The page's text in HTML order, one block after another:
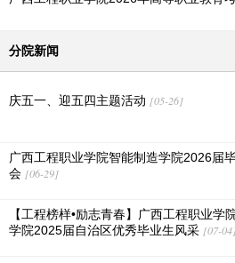
分院新闻
庆五一、迎五四主题活动 [05-26]
广西工程职业学院智能制造学院2026届
会 [06-29]
【工程榜样•励志青春】广西工程职业学
学院2025届自治区优秀毕业生风采 [07-